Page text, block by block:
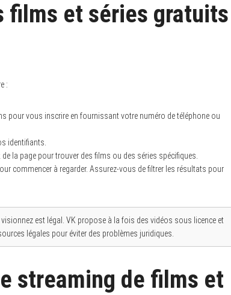
films et séries gratuits
:
pour vous inscrire en fournissant votre numéro de téléphone ou
identifiants.
de la page pour trouver des films ou des séries spécifiques.
commencer à regarder. Assurez-vous de filtrer les résultats pour
visionnez est légal. VK propose à la fois des vidéos sous licence et
légales pour éviter des problèmes juridiques.
streaming de films et